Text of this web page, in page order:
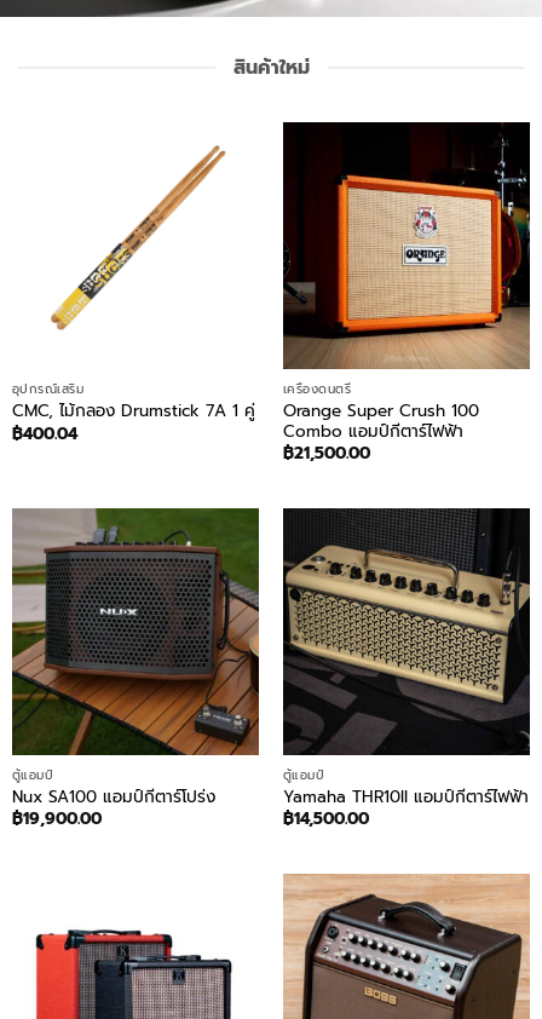
สินค้าใหม่
อุปกรณ์เสริม
CMC, ไม้กลอง Drumstick 7A 1 คู่
฿400.04
เครื่องดนตรี
Orange Super Crush 100
Combo แอมป์กีตาร์ไฟฟ้า
฿21,500.00
ตู้แอมป์
Nux SA100 แอมป์กีตาร์โปร่ง
฿19,900.00
ตู้แอมป์
Yamaha THR10II แอมป์กีตาร์ไฟฟ้า
฿14,500.00